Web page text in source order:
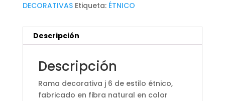
DECORATIVAS Etiqueta: ÉTNICO
Descripción
Descripción
Rama decorativa j 6 de estilo étnico,
fabricado en fibra natural en color